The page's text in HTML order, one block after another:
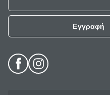
Εγγραφή